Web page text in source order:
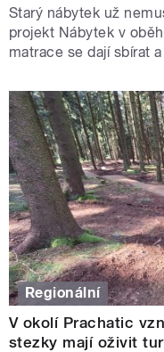
Starý nábytek už
projekt Nábytek v
matrace se dají sbírat
Regionální
V okolí Prachatic
stezky mají oživit